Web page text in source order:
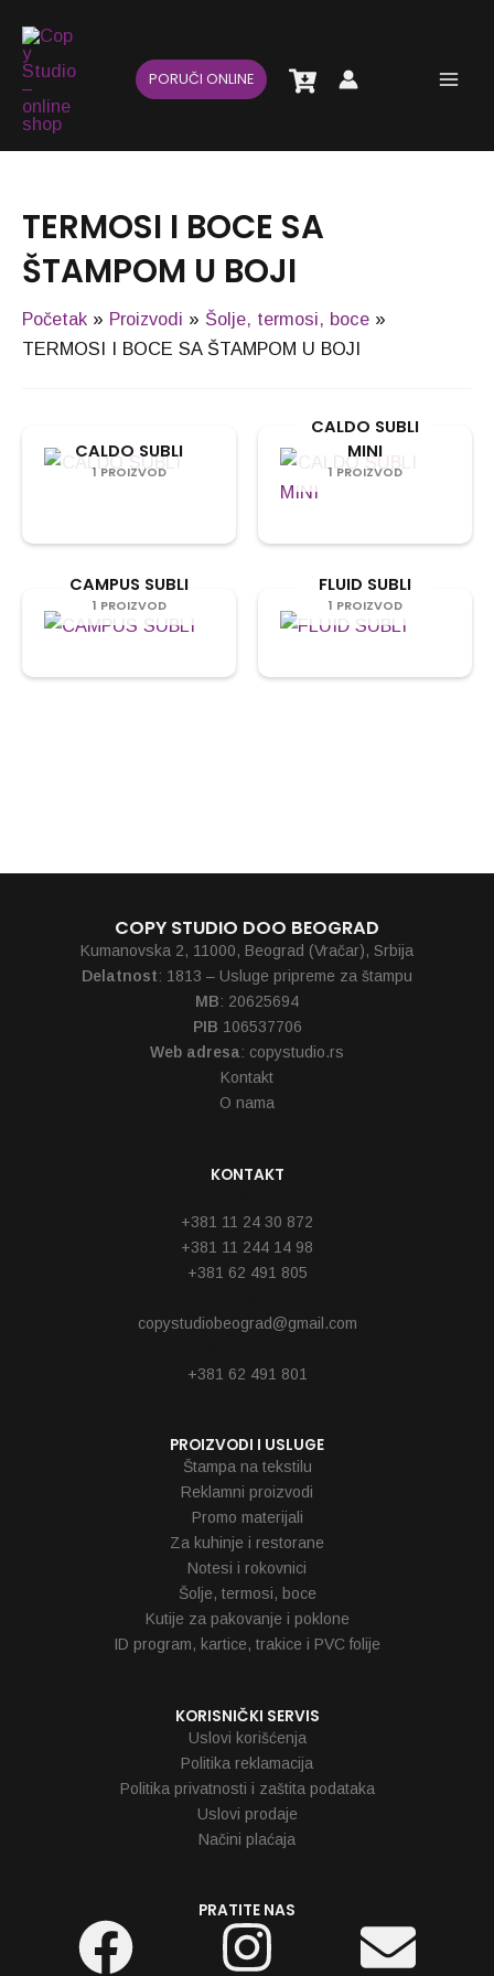
sadržaj
PORUČI ONLINE
TERMOSI I BOCE SA
ŠTAMPOM U BOJI
Početak Proizvodi
Šolje, termosi, boce
TERMOSI I BOCE SA ŠTAMPOM U BOJI
CALDO SUBLI
1 PROIZVOD
CALDO SUBLI
MINI
1 PROIZVOD
CAMPUS SUBLI
1 PROIZVOD
FLUID SUBLI
1 PROIZVOD
COPY STUDIO DOO BEOGRAD
Kumanovska 2, 11000, Beograd (Vračar), Srbija
Delatnost: 1813 – Usluge pripreme za štampu
MB: 20625694
PIB 106537706
Web adresa: copystudio.rs
Kontakt
O nama
KONTAKT
+381 11 24 30 872
+381 11 244 14 98
+381 62 491 805
copystudiobeograd@gmail.com
+381 62 491 801
PROIZVODI I USLUGE
Štampa na tekstilu
Reklamni proizvodi
Promo materijali
Za kuhinje i restorane
Notesi i rokovnici
Šolje, termosi, boce
Kutije za pakovanje i poklone
ID program, kartice, trakice i PVC folije
KORISNIČKI SERVIS
Uslovi korišćenja
Politika reklamacija
Politika privatnosti i zaštita podataka
Uslovi prodaje
Načini plaćaja
PRATITE NAS
FacebookInstagram